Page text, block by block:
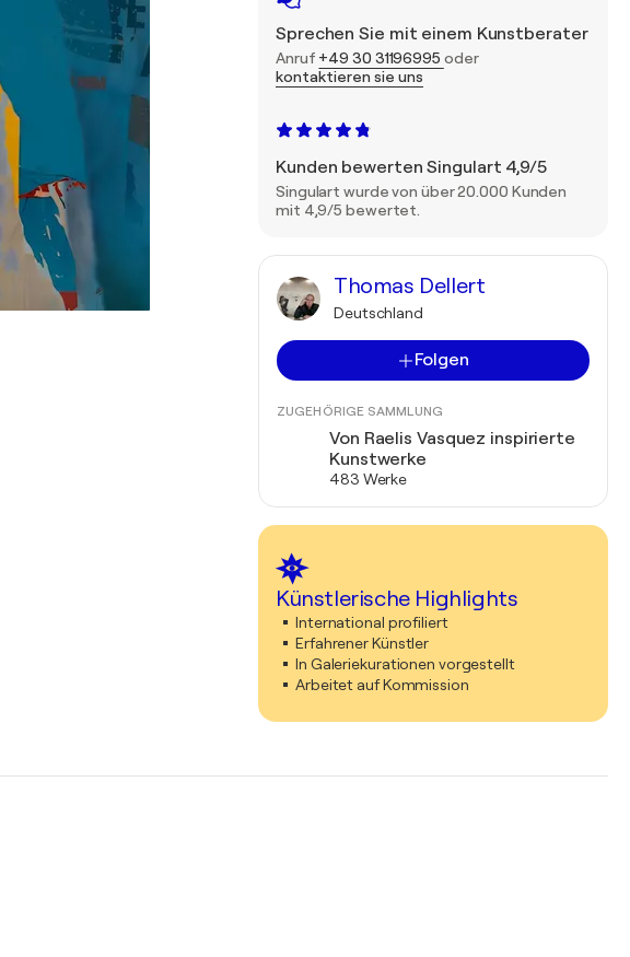
Sprechen Sie mit einem Kunstberater
Anruf +49 30 31196995 oder
kontaktieren sie uns
Kunden bewerten Singulart 4,9/5
Singulart wurde von über 20.000 Kunden
mit 4,9/5 bewertet.
Thomas Dellert
Deutschland
Folgen
ZUGEHÖRIGE SAMMLUNG
Von Raelis Vasquez inspirierte
Kunstwerke
483 Werke
Künstlerische Highlights
International profiliert
Erfahrener Künstler
In Galeriekurationen vorgestellt
Arbeitet auf Kommission